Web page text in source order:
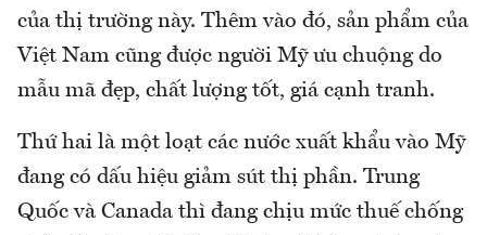
của thị trường này. Thêm vào đó, sản phẩm của
Việt Nam cũng được người Mỹ ưu chuộng do
mẫu mã đẹp, chất lượng tốt, giá cạnh tranh.
Thứ hai là một loạt các nước xuất khẩu vào Mỹ
đang có dấu hiệu giảm sút thị phần. Trung
Quốc và Canada thì đang chịu mức thuế chống